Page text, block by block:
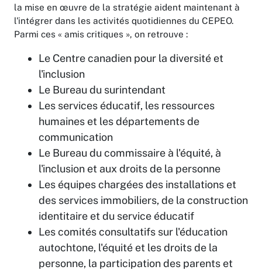
la mise en œuvre de la stratégie aident maintenant à
l'intégrer dans les activités quotidiennes du CEPEO.
Parmi ces « amis critiques », on retrouve :
Le Centre canadien pour la diversité et
l'inclusion
Le Bureau du surintendant
Les services éducatif, les ressources
humaines et les départements de
communication
Le Bureau du commissaire à l'équité, à
l'inclusion et aux droits de la personne
Les équipes chargées des installations et
des services immobiliers, de la construction
identitaire et du service éducatif
Les comités consultatifs sur l'éducation
autochtone, l'équité et les droits de la
personne, la participation des parents et